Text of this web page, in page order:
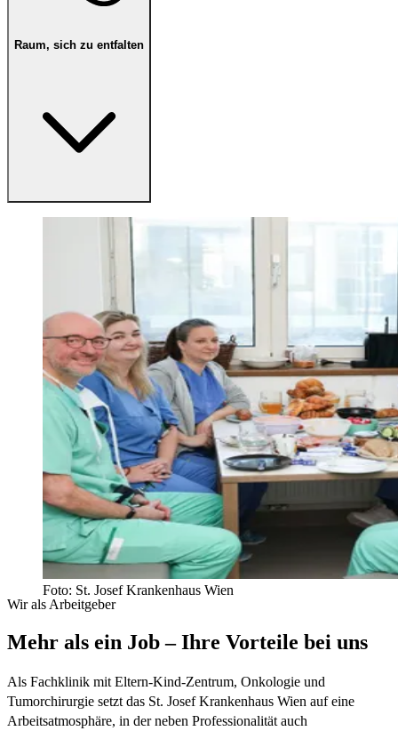
Raum, sich zu entfalten
Foto: St. Josef Krankenhaus Wien
Wir als Arbeitgeber
Mehr als ein Job – Ihre Vorteile bei uns
Als Fachklinik mit Eltern-Kind-Zentrum, Onkologie und
Tumorchirurgie setzt das St. Josef Krankenhaus Wien auf eine
Arbeitsatmosphäre, in der neben Professionalität auch